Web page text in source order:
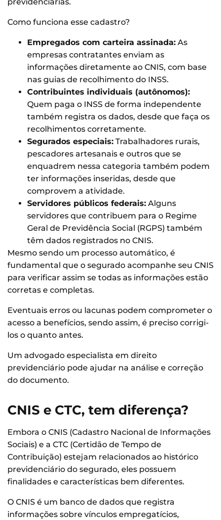
Como funciona esse cadastro?
Empregados com carteira assinada: As
empresas contratantes enviam as
informações diretamente ao CNIS, com base
nas guias de recolhimento do INSS.
Contribuintes individuais (autônomos):
Quem paga o INSS de forma independente
também registra os dados, desde que faça os
recolhimentos corretamente.
Segurados especiais: Trabalhadores rurais,
pescadores artesanais e outros que se
enquadrem nessa categoria também podem
ter informações inseridas, desde que
comprovem a atividade.
Servidores públicos federais: Alguns
servidores que contribuem para o Regime
Geral de Previdência Social (RGPS) também
têm dados registrados no CNIS.
Mesmo sendo um processo automático, é
fundamental que o segurado acompanhe seu CNIS
para verificar assim se todas as informações estão
corretas e completas.
Eventuais erros ou lacunas podem comprometer o
acesso a benefícios, sendo assim, é preciso corrigi-
los o quanto antes.
Um advogado especialista em direito
previdenciário pode ajudar na análise e correção
do documento.
CNIS e CTC, tem diferença?
Embora o CNIS (Cadastro Nacional de Informações
Sociais) e a CTC (Certidão de Tempo de
Contribuição) estejam relacionados ao histórico
previdenciário do segurado, eles possuem
finalidades e características bem diferentes.
O CNIS é um banco de dados que registra
informações sobre vínculos empregatícios,